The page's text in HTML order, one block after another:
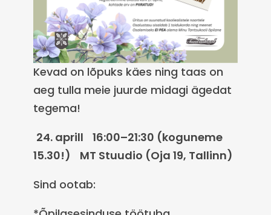
Kevad on lõpuks käes ning taas on
aeg tulla meie juurde midagi ägedat
tegema!
24. aprill 16:00–21:30 (koguneme
15.30!) MT Stuudio (Oja 19, Tallinn)
Sind ootab: